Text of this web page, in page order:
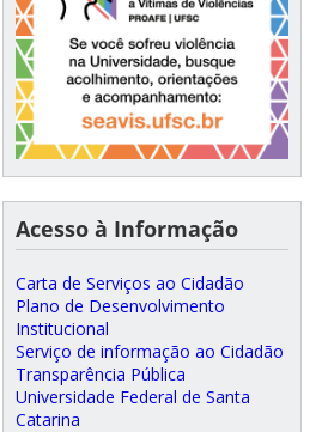
Acesso à Informação
Carta de Serviços ao Cidadão
Plano de Desenvolvimento
Institucional
Serviço de informação ao Cidadão
Transparência Pública
Universidade Federal de Santa
Catarina